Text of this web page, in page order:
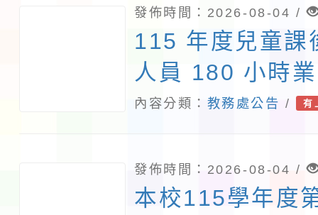
發佈時間：2026-08-04 /
115 年度兒童課
人員 180 小時
內容分類： 教務處公告 / 有
發佈時間：2026-08-04 /
本校115學年度